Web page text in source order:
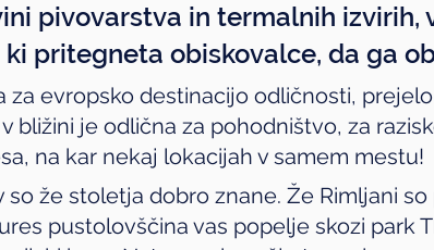
pivovarstva in termalnih izvirih,
pritegneta obiskovalce, da ga
za evropsko destinacijo odličnosti,
bližini je odlična za pohodništvo, za
na kar nekaj lokacijah v samem mestu!
že stoletja dobro znane. Že Rimljani
pustolovščina vas popelje skozi park